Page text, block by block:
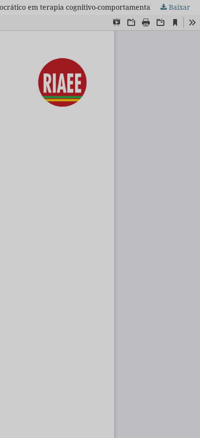
em terapia cognitivo-comportamental Baixar